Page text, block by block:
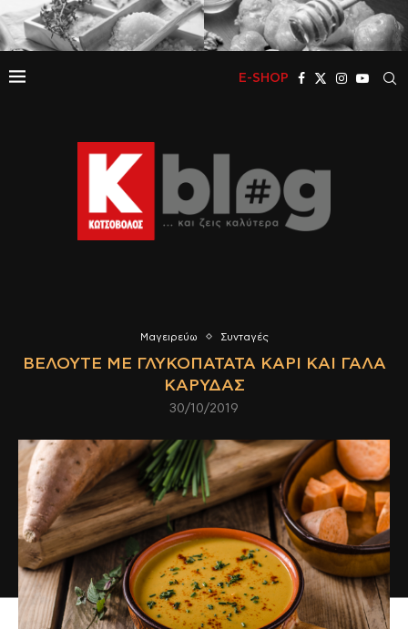
E-SHOP
Μαγειρεύω Συνταγές
ΒΕΛΟΥΤΈ ΜΕ ΓΛΥΚΟΠΑΤΆΤΑ ΚΆΡΙ ΚΑΙ ΓΆΛΑ
ΚΑΡΎΔΑΣ
30/10/2019